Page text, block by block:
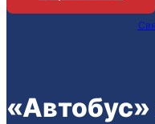
«Автобус»